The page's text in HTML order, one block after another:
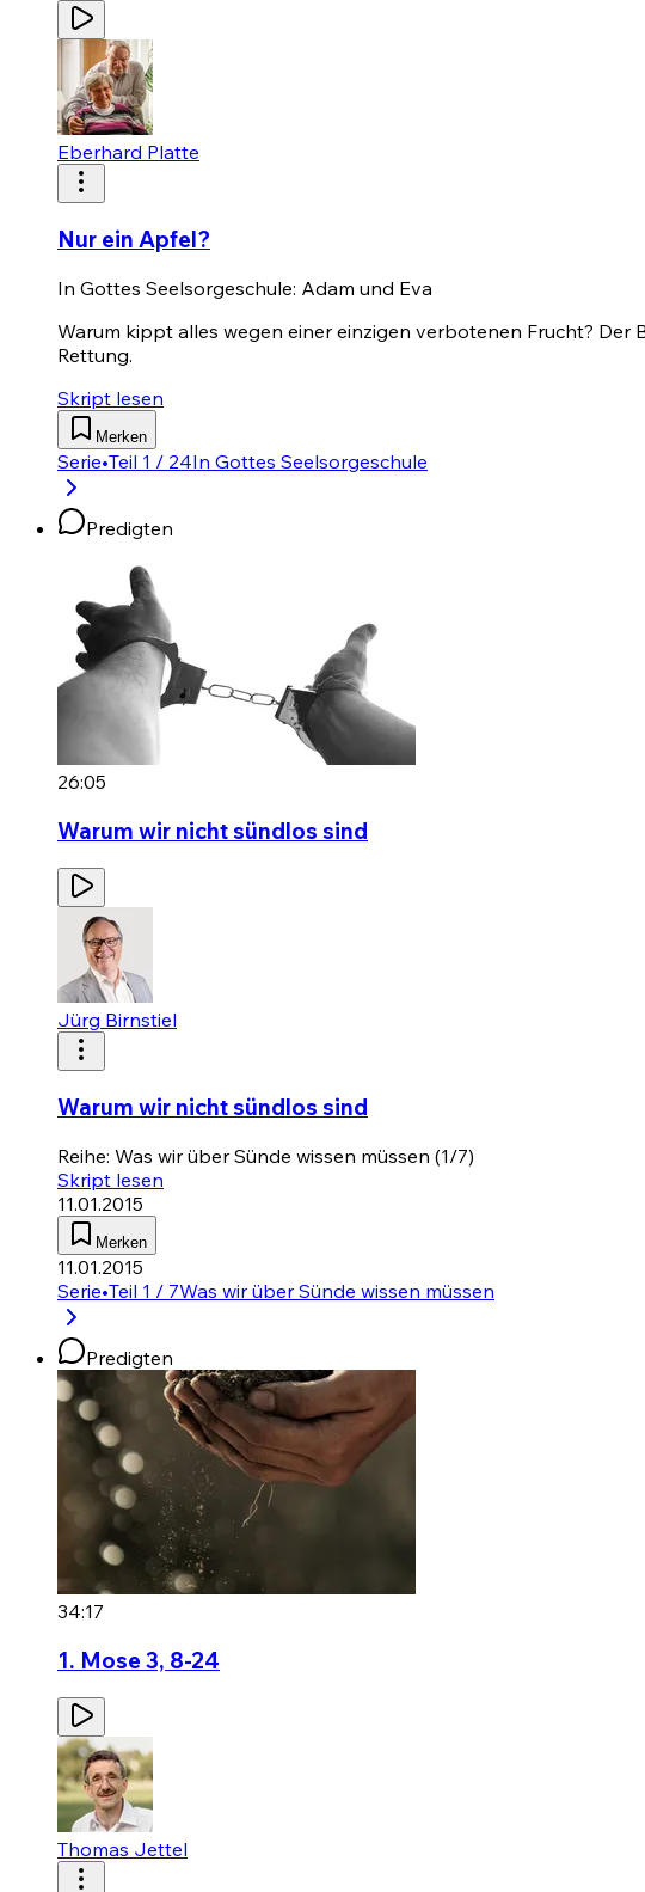
Eberhard Platte
Nur ein Apfel?
In Gottes Seelsorgeschule: Adam und Eva
Warum kippt alles wegen einer einzigen verbotenen Frucht?
Rettung.
Skript lesen
Merken
Serie•Teil 1 / 24In Gottes Seelsorgeschule
Predigten
26:05
Warum wir nicht sündlos sind
Jürg Birnstiel
Warum wir nicht sündlos sind
Reihe: Was wir über Sünde wissen müssen (1/7)
Skript lesen
11.01.2015
Merken
11.01.2015
Serie•Teil 1 / 7Was wir über Sünde wissen müssen
Predigten
34:17
1. Mose 3, 8-24
Thomas Jettel